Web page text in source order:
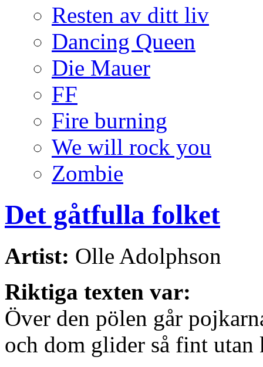
Resten av ditt liv
Dancing Queen
Die Mauer
FF
Fire burning
We will rock you
Zombie
Det gåtfulla folket
Artist: Olle Adolphson
Riktiga texten var:
Över den pölen går
och dom glider så fint utan